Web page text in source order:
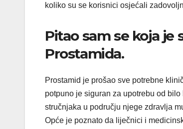
koliko su se korisnici osjećali
Pitao sam se koja
Prostamida.
Prostamid je prošao sve potrebne
potpuno je siguran za upotrebu od
stručnjaka u području njege zdravlja
Opće je poznato da liječnici i